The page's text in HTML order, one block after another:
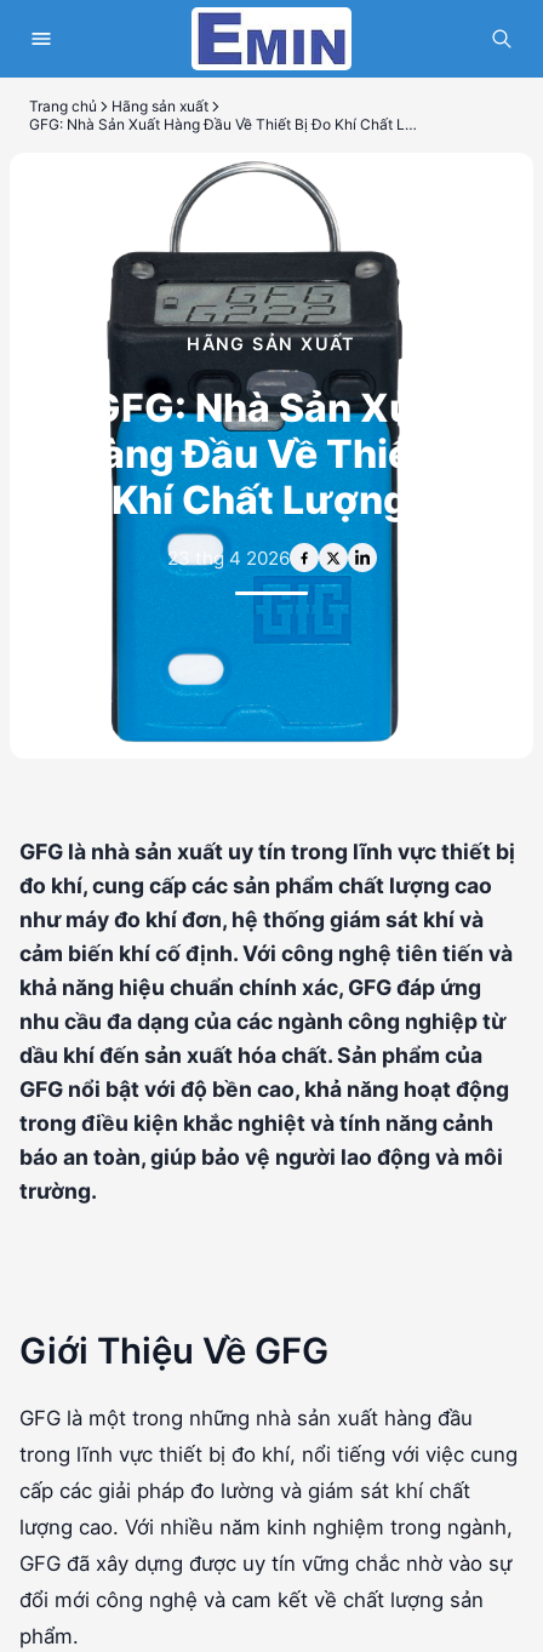
Trang chủ
Hãng sản xuất
GFG: Nhà Sản Xuất Hàng Đầu Về Thiết Bị Đo Khí Chất Lượng Cao
HÃNG SẢN XUẤT
GFG: Nhà Sản Xuất
Hàng Đầu Về Thiết Bị
Đo Khí Chất Lượng Cao
23 thg 4 2026
GFG là nhà sản xuất uy tín trong lĩnh vực thiết bị
đo khí, cung cấp các sản phẩm chất lượng cao
như máy đo khí đơn, hệ thống giám sát khí và
cảm biến khí cố định. Với công nghệ tiên tiến và
khả năng hiệu chuẩn chính xác, GFG đáp ứng
nhu cầu đa dạng của các ngành công nghiệp từ
dầu khí đến sản xuất hóa chất. Sản phẩm của
GFG nổi bật với độ bền cao, khả năng hoạt động
trong điều kiện khắc nghiệt và tính năng cảnh
báo an toàn, giúp bảo vệ người lao động và môi
trường.
Giới Thiệu Về GFG
GFG là một trong những nhà sản xuất hàng đầu
trong lĩnh vực thiết bị đo khí, nổi tiếng với việc cung
cấp các giải pháp đo lường và giám sát khí chất
lượng cao. Với nhiều năm kinh nghiệm trong ngành,
GFG đã xây dựng được uy tín vững chắc nhờ vào sự
đổi mới công nghệ và cam kết về chất lượng sản
phẩm.